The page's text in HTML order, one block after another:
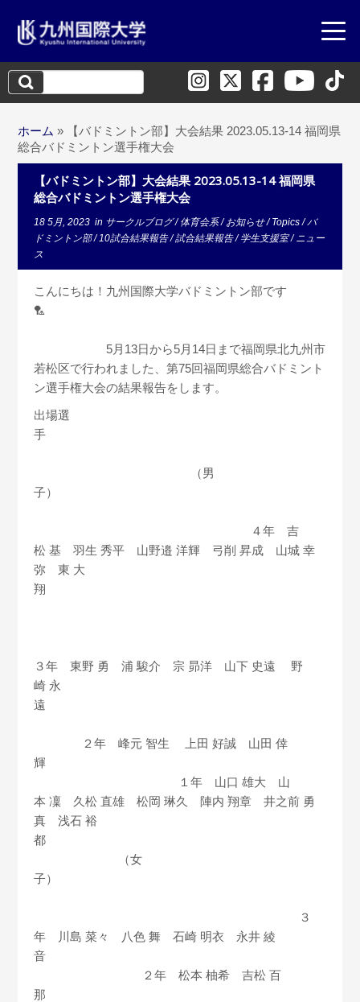
検
索:
ホーム »
【バドミントン部】大会結果 2023.05.13-14 福岡県
総合バドミントン選手権大会
【バドミントン部】大会結果 2023.05.13-14 福岡県
総合バドミントン選手権大会
18 5月, 2023 in サークルブログ/体育会系/お知らせ/Topics/バ
ドミントン部/10試合結果報告/試合結果報告/学生支援室/ニュー
ス
こんにちは！九州国際大学バドミントン部です
🏸
5月13日から5月14日まで福岡県北九州市
若松区で行われました、第75回福岡県総合バドミント
ン選手権大会の結果報告をします。
出場選
手
（男
子）
４年 吉
松 基 羽生 秀平 山野邉 洋輝 弓削 昇成 山城 幸
弥 東 大
翔
３年 東野 勇 浦 駿介 宗 昴洋 山下 史遠 野
崎 永
遠
２年 峰元 智生 上田 好誠 山田 倖
輝
１年 山口 雄大 山
本 凜 久松 直雄 松岡 琳久 陣内 翔章 井之前 勇
真 浅石 裕
都
（女
子）
３
年 川島 菜々 八色 舞 石崎 明衣 永井 綾
音
２年 松本 柚希 吉松 百
那